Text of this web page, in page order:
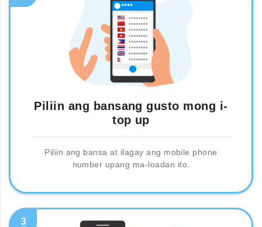
Piliin ang bansang gusto mong i-
top up
Piliin ang bansa at ilagay ang mobile phone
number upang ma-loadan ito.
3